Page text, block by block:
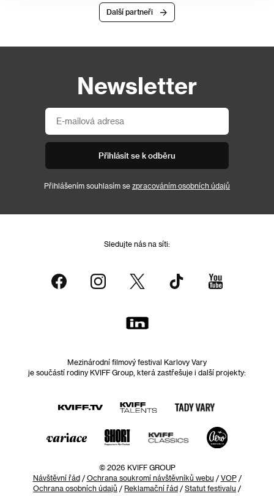
Další partneři
Newsletter
Přihlásit se k odběru
Přihlášením souhlasím se zpracováním osobních údajů
Sledujte nás na síti:
Mezinárodní filmový festival Karlovy Vary
je součástí rodiny KVIFF Group, která zastřešuje i další projekty:
© 2026 KVIFF GROUP
Návštěvní řád/ Ochrana soukromí návštěvníků webu / VOP/
Ochrana osobních údajů / Reklamační řád / Statut festivalu /